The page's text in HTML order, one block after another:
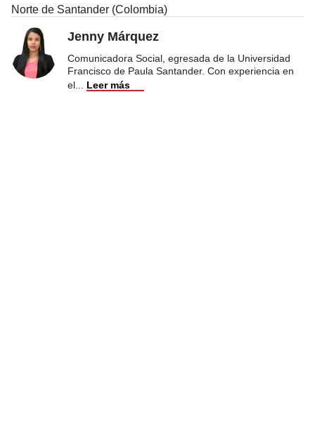
Norte de Santander (Colombia)
Jenny Márquez
Comunicadora Social, egresada de la Universidad
Francisco de Paula Santander. Con experiencia en
el
Leer más